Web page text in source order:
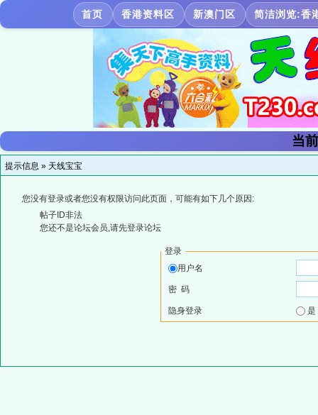
首页 香港资料区 新澳门区 简洁浏览:香
当
提示信息 » 天线宝宝
您没有登录或者您没有权限访问此页面，可能有如下几个原因:
帖子ID非法
您还不是论坛会员,请先登录论坛
登录
用户名
密 码
隐身登录